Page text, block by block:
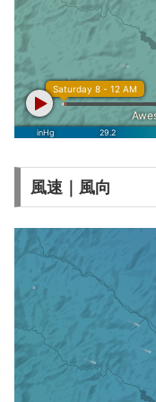
風速｜風向